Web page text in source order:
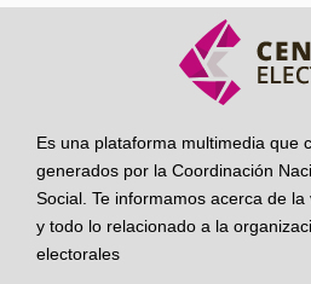
Es una plataforma multimedia que
generados por la Coordinación
Social. Te informamos acerca de
y todo lo relacionado a la
electorales